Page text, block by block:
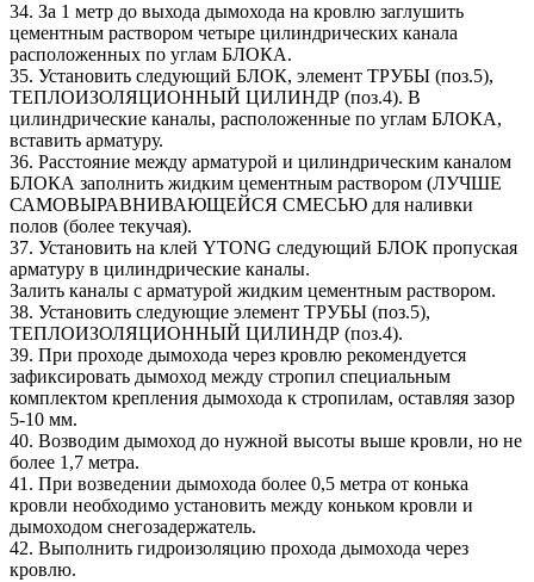
34. За 1 метр до выхода дымохода на кровлю заглушить
цементным раствором четыре цилиндрических канала
расположенных по углам БЛОКА.
35. Установить следующий БЛОК, элемент ТРУБЫ (поз.5),
ТЕПЛОИЗОЛЯЦИОННЫЙ ЦИЛИНДР (поз.4). В
цилиндрические каналы, расположенные по углам БЛОКА,
вставить арматуру.
36. Расстояние между арматурой и цилиндрическим каналом
БЛОКА заполнить жидким цементным раствором (ЛУЧШЕ
САМОВЫРАВНИВАЮЩЕЙСЯ СМЕСЬЮ для наливки
полов (более текучая).
37. Установить на клей YTONG следующий БЛОК пропуская
арматуру в цилиндрические каналы.
Залить каналы с арматурой жидким цементным раствором.
38. Установить следующие элемент ТРУБЫ (поз.5),
ТЕПЛОИЗОЛЯЦИОННЫЙ ЦИЛИНДР (поз.4).
39. При проходе дымохода через кровлю рекомендуется
зафиксировать дымоход между стропил специальным
комплектом крепления дымохода к стропилам, оставляя зазор
5-10 мм.
40. Возводим дымоход до нужной высоты выше кровли, но не
более 1,7 метра.
41. При возведении дымохода более 0,5 метра от конька
кровли необходимо установить между коньком кровли и
дымоходом снегозадержатель.
42. Выполнить гидроизоляцию прохода дымохода через
кровлю.